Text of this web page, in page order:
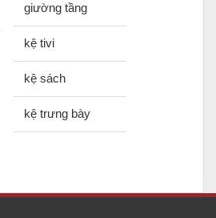
giường tầng
kệ tivi
kệ sách
kệ trưng bày